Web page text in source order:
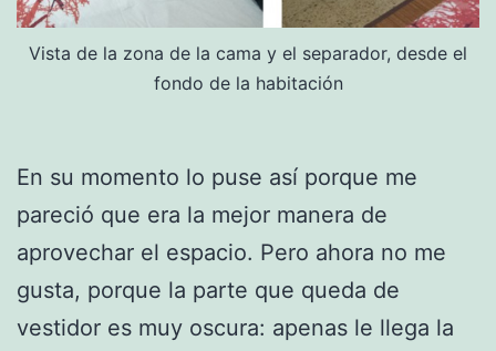
Vista de la zona de la cama y el separador, desde el
fondo de la habitación
En su momento lo puse así porque me
pareció que era la mejor manera de
aprovechar el espacio. Pero ahora no me
gusta, porque la parte que queda de
vestidor es muy oscura: apenas le llega la